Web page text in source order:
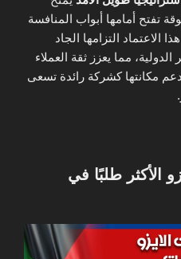
تفتح أمامها أبواب المنافسة
الاعتماد التزامها الجاد
الدولية، مما يعزز ثقة العملاء
مكانتها كشركة رائدة تسعى
الأكثر طلبًا في